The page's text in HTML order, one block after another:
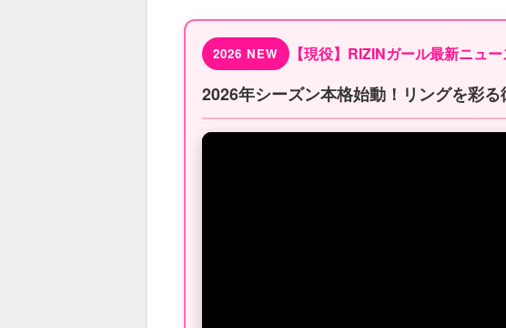
2026 NEW 【現役】RIZINガール最新ニュー
2026年シーズン本格始動！リングを彩